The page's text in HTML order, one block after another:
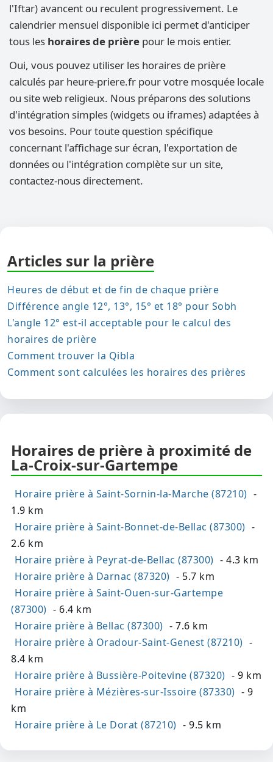
l'Iftar) avancent ou reculent progressivement. Le
calendrier mensuel disponible ici permet d'anticiper
tous les horaires de prière pour le mois entier.
Oui, vous pouvez utiliser les horaires de prière
calculés par heure-priere.fr pour votre mosquée locale
ou site web religieux. Nous préparons des solutions
d'intégration simples (widgets ou iframes) adaptées à
vos besoins. Pour toute question spécifique
concernant l'affichage sur écran, l'exportation de
données ou l'intégration complète sur un site,
contactez-nous directement.
Articles sur la prière
Heures de début et de fin de chaque prière
Différence angle 12°, 13°, 15° et 18° pour Sobh
L'angle 12° est-il acceptable pour le calcul des
horaires de prière
Comment trouver la Qibla
Comment sont calculées les horaires des prières
Horaires de prière à proximité de
La-Croix-sur-Gartempe
Horaire prière à Saint-Sornin-la-Marche (87210) -
1.9 km
Horaire prière à Saint-Bonnet-de-Bellac (87300) -
2.6 km
Horaire prière à Peyrat-de-Bellac (87300) - 4.3 km
Horaire prière à Darnac (87320) - 5.7 km
Horaire prière à Saint-Ouen-sur-Gartempe
(87300) - 6.4 km
Horaire prière à Bellac (87300) - 7.6 km
Horaire prière à Oradour-Saint-Genest (87210) -
8.4 km
Horaire prière à Bussière-Poitevine (87320) - 9 km
Horaire prière à Mézières-sur-Issoire (87330) - 9
km
Horaire prière à Le Dorat (87210) - 9.5 km